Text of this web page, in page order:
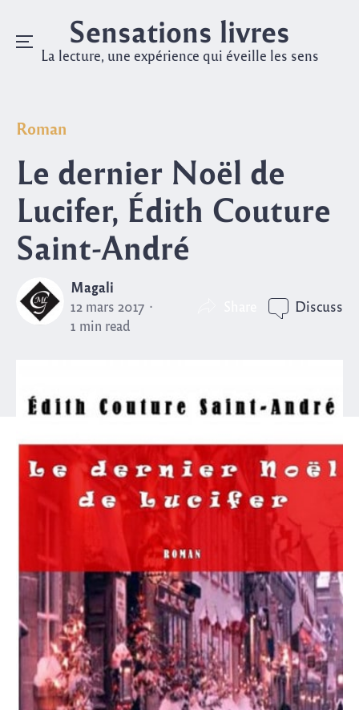
content
Menu Sensations livres
La lecture, une expérience qui éveille les sens
Posted
Roman
Le dernier Noël de
Lucifer, Édith Couture
Saint-André
Magali
12 mars 2017
1 min read
Discuss